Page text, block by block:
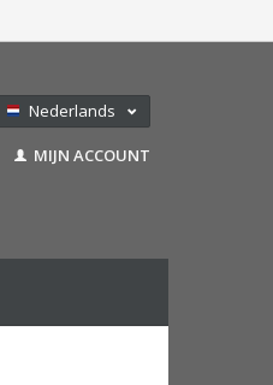
Nederlands
Français
MIJN ACCOUNT